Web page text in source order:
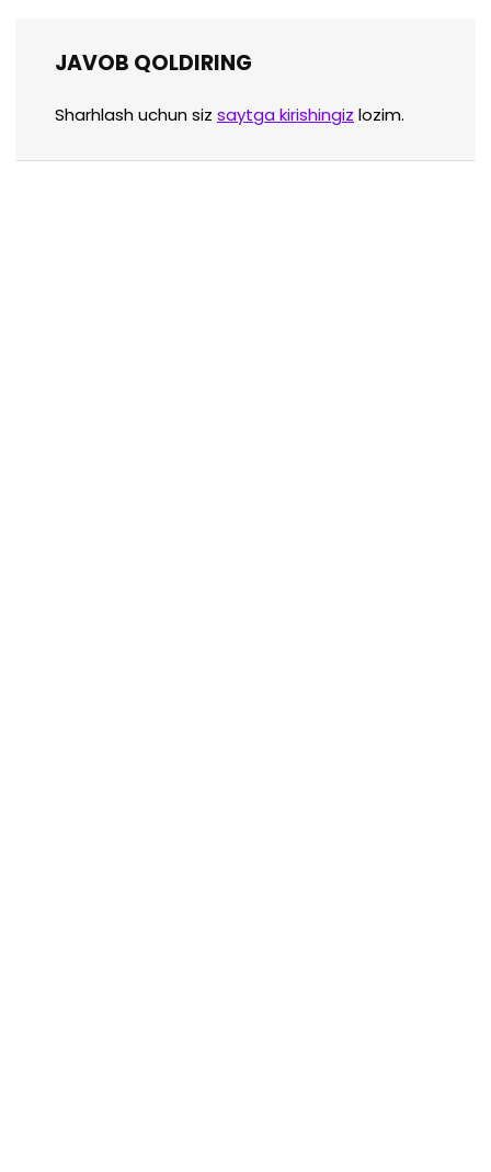
JAVOB QOLDIRING
Sharhlash uchun siz saytga kirishingiz lozim.